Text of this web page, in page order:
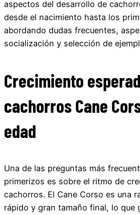
aspectos del desarrollo de
desde el nacimiento hasta los
abordando dudas frecuentes,
socialización y selección de
Crecimiento
cachorros Cane
edad
Una de las preguntas más
primerizos es sobre el ritmo de
cachorros. El Cane Corso es una
rápido y gran tamaño final, lo que